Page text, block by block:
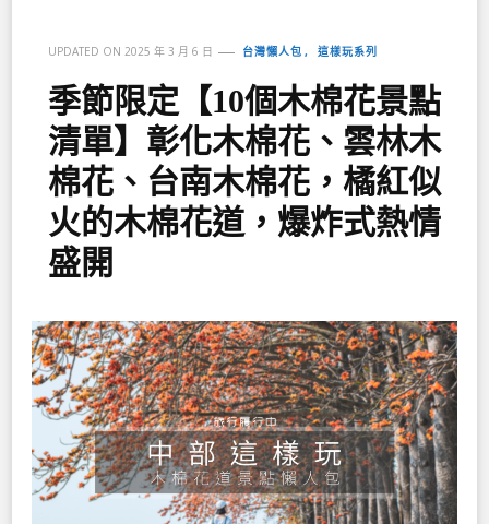
UPDATED ON 2025 年 3 月 6 日 台灣懶人包 這樣玩系列
季節限定【10個木棉花景點
清單】彰化木棉花、雲林木
棉花、台南木棉花，橘紅似
火的木棉花道，爆炸式熱情
盛開